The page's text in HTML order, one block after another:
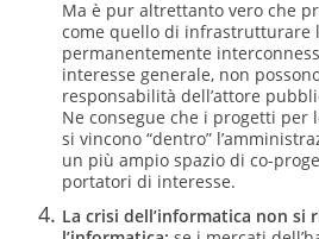
Ma è pur altrettanto vero che
come quello di infrastrutturare
permanentemente
interesse generale, non
responsabilità dell’attore
Ne consegue che i progetti per
si vincono “dentro”
un più ampio spazio di co-
portatori di interesse.
La crisi dell’informatica non si